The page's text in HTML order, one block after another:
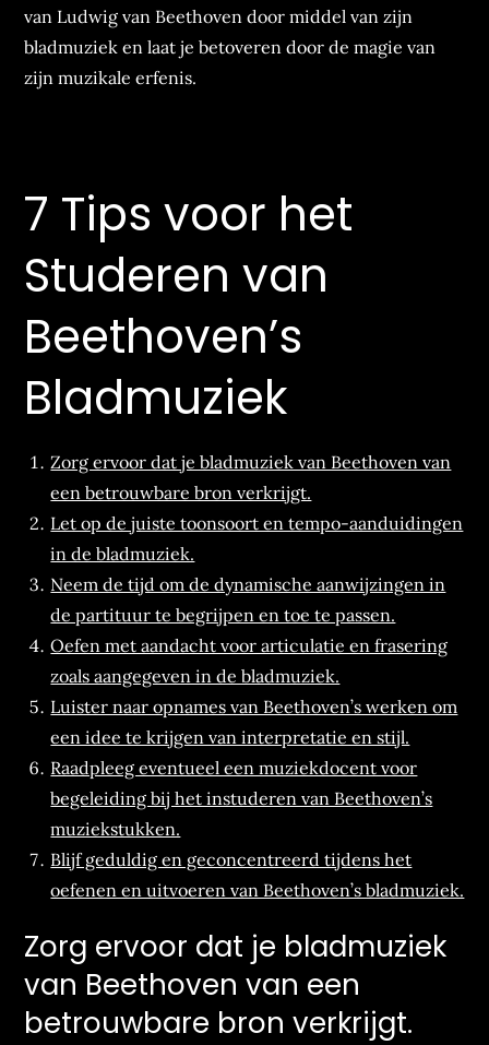
van Ludwig van Beethoven door middel van zijn
bladmuziek en laat je betoveren door de magie van
zijn muzikale erfenis.
7 Tips voor het
Studeren van
Beethoven’s
Bladmuziek
Zorg ervoor dat je bladmuziek van Beethoven van
een betrouwbare bron verkrijgt.
Let op de juiste toonsoort en tempo-aanduidingen
in de bladmuziek.
Neem de tijd om de dynamische aanwijzingen in
de partituur te begrijpen en toe te passen.
Oefen met aandacht voor articulatie en frasering
zoals aangegeven in de bladmuziek.
Luister naar opnames van Beethoven’s werken om
een idee te krijgen van interpretatie en stijl.
Raadpleeg eventueel een muziekdocent voor
begeleiding bij het instuderen van Beethoven’s
muziekstukken.
Blijf geduldig en geconcentreerd tijdens het
oefenen en uitvoeren van Beethoven’s bladmuziek.
Zorg ervoor dat je bladmuziek
van Beethoven van een
betrouwbare bron verkrijgt.